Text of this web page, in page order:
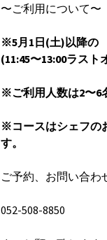
〜ご利用について〜
※5月1日(土)以降の
(11:45〜13:00ラスト
※ご利用人数は2〜6
※コースはシェフの
す。
ご予約、お問い合わ
052-508-8850